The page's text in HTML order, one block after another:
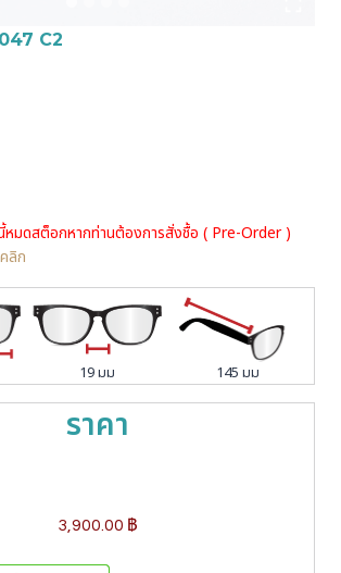
C2
มดสต็อกหากท่านต้องการสั่งชื้อ ( Pre-Order )
คลิก
19 มม 145 มม
ราคา
3,900.00 ฿